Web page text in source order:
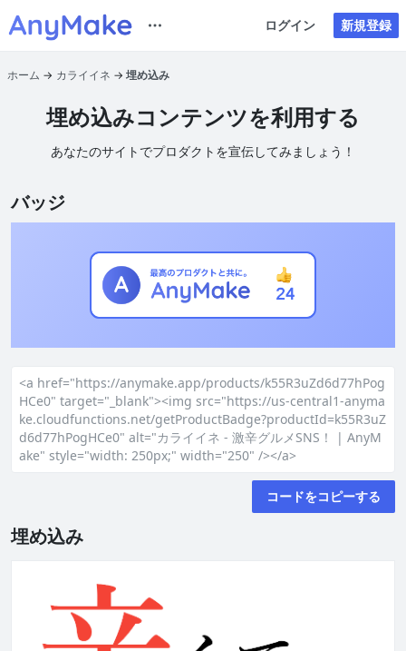
ログイン 新規登録
ホーム カライイネ 埋め込み
埋め込みコンテンツを利用する
あなたのサイトでプロダクトを宣伝してみましょう！
バッジ
<a href="https://anymake.app/products/k55R3uZd6d77hPog
HCe0" target="_blank"><img src="https://us-central1-anyma
ke.cloudfunctions.net/getProductBadge?productId=k55R3uZ
d6d77hPogHCe0" alt="カライイネ - 激辛グルメSNS！ | AnyM
ake" style="width: 250px;" width="250" /></a>
コードをコピーする
埋め込み